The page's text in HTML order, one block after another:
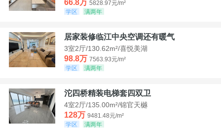
66.8万 5828.97元/m²
学区
满两年
居家装修临江中央空调还有暖气
3室2厅/130.62m²/喜悦美湖
98.8万 7563.93元/m²
学区
满两年
沱四桥精装电梯套四双卫
4室2厅/135.00m²/锦官天樾
128万 9481.48元/m²
学区
满两年